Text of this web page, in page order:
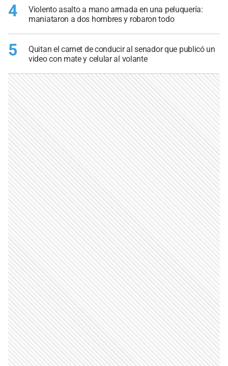
4
Violento asalto a mano armada en una peluquería:
maniataron a dos hombres y robaron todo
5
Quitan el carnet de conducir al senador que publicó un
video con mate y celular al volante